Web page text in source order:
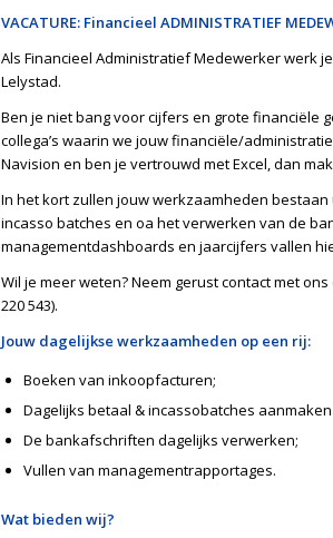
VACATURE: Financieel ADMINISTRATIEF
Als Financieel Administratief Medewerker werk
Lelystad.
Ben je niet bang voor cijfers en grote financiële
collega’s waarin we jouw financiële/
Navision en ben je vertrouwd met Excel, dan
In het kort zullen jouw werkzaamheden
incasso batches en oa het verwerken van de
managementdashboards en jaarcijfers vallen
Wil je meer weten? Neem gerust contact met ons
220 543).
Jouw dagelijkse werkzaamheden op een rij:
Boeken van inkoopfacturen;
Dagelijks betaal & incassobatches
De bankafschriften dagelijks verwerken;
Vullen van managementrapportages.
Wat bieden wij?